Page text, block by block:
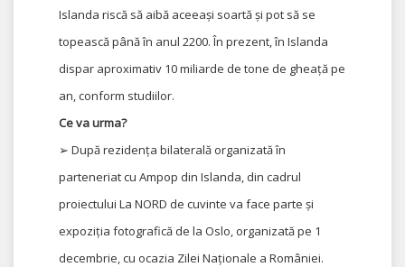
Islanda riscă să aibă aceeași soartă și pot să se
topească până în anul 2200. În prezent, în Islanda
dispar aproximativ 10 miliarde de tone de gheață pe
an, conform studiilor.
Ce va urma?
➢ După rezidența bilaterală organizată în
parteneriat cu Ampop din Islanda, din cadrul
proiectului La NORD de cuvinte va face parte și
expoziția fotografică de la Oslo, organizată pe 1
decembrie, cu ocazia Zilei Naționale a României.